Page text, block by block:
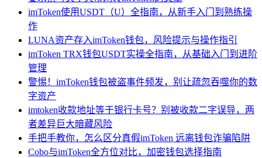
imToken使用USDT（U）全指南，从新手入门到熟练操
作
LUNA资产存入imToken钱包，风险提示与操作指引
imToken TRX钱包USDT实操全指南，从基础入门到进阶
管理
警惕！imToken钱包被盗事件频发，别让疏忽吞噬你的数
字资产
imtoken收款地址等于银行卡号？别被收款二字误导，两
者差异巨大暗藏风险
手把手教你，怎么区分真假imToken 远离钱包诈骗陷阱
Cobo与imToken全方位对比，加密钱包选择指南